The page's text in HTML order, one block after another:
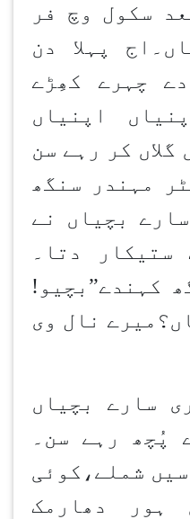
سکول وچ فر
پہلا دن
چہرے کھِڑے
اپنیاں
کر رہے سن
مہندر سنگھ
بچیاں نے
ستیکار دتا۔
کہندے”بچیو!
نال وی
سارے بچیاں
پُچھ رہے سن۔
شملے،کوئی
ہور دھارمک